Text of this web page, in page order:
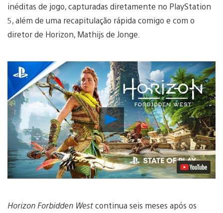
inéditas de jogo, capturadas diretamente no PlayStation
5, além de uma recapitulação rápida comigo e com o
diretor de Horizon, Mathijs de Jonge.
Reproduzir
Vídeo
Horizon Forbidden Westcontinua seis meses após os